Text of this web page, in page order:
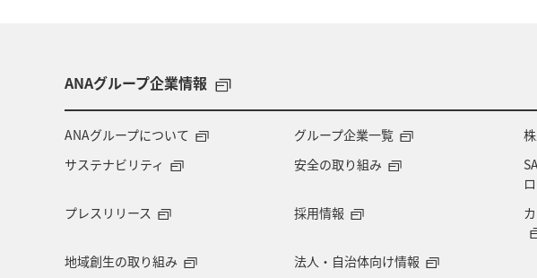
ANAグループ企業情報
ANAグループについて グループ企業一覧
サステナビリティ
安全の取り組み
プレスリリース
採用情報
地域創生の取り組み 法人・自治体向け情報